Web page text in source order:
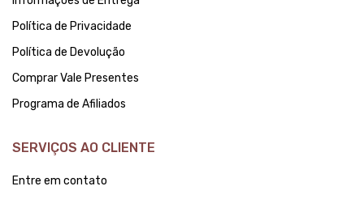
Política de Privacidade
Política de Devolução
Comprar Vale Presentes
Programa de Afiliados
SERVIÇOS AO CLIENTE
Entre em contato